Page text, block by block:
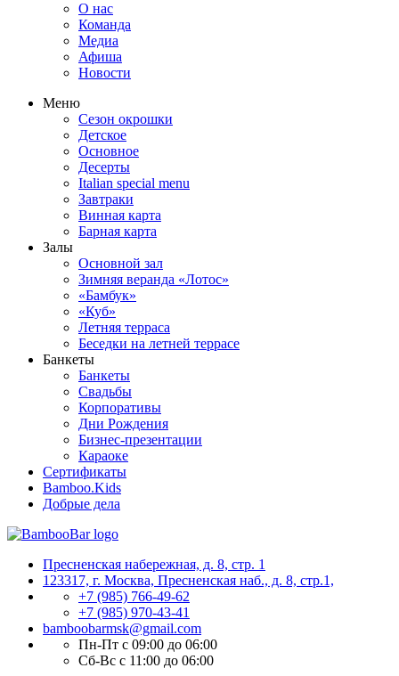
О нас
Команда
Медиа
Афиша
Новости
Меню
Сезон окрошки
Детское
Основное
Десерты
Italian special menu
Завтраки
Винная карта
Барная карта
Залы
Основной зал
Зимняя веранда «Лотос»
«Бамбук»
«Куб»
Летняя терраса
Беседки на летней террасе
Банкеты
Банкеты
Свадьбы
Корпоративы
Дни Рождения
Бизнес-презентации
Караоке
Сертификаты
Bamboo.Kids
Добрые дела
Пресненская набережная, д. 8, стр. 1
123317, г. Москва, Пресненская наб., д. 8, стр.1,
+7 (985) 766-49-62
+7 (985) 970-43-41
bamboobarmsk@gmail.com
Пн-Пт с 09:00 до 06:00
Сб-Вс с 11:00 до 06:00